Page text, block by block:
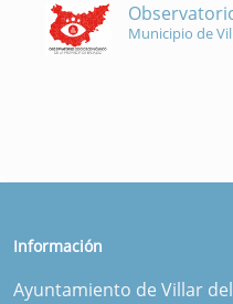
Municipio de
Información
Ayuntamiento de Villar